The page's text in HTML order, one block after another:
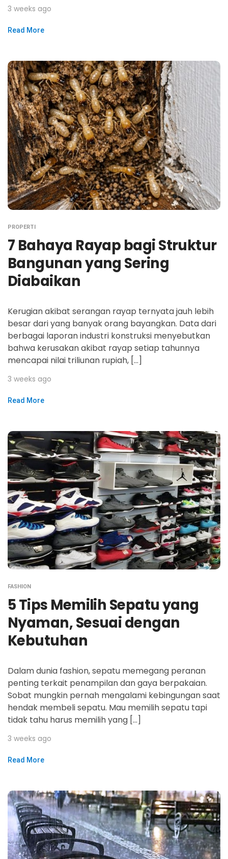
3 weeks ago
Read More
PROPERTI
7 Bahaya Rayap bagi Struktur
Bangunan yang Sering
Diabaikan
Kerugian akibat serangan rayap ternyata jauh lebih
besar dari yang banyak orang bayangkan. Data dari
berbagai laporan industri konstruksi menyebutkan
bahwa kerusakan akibat rayap setiap tahunnya
mencapai nilai triliunan rupiah, […]
3 weeks ago
Read More
FASHION
5 Tips Memilih Sepatu yang
Nyaman, Sesuai dengan
Kebutuhan
Dalam dunia fashion, sepatu memegang peranan
penting terkait penampilan dan gaya berpakaian.
Sobat mungkin pernah mengalami kebingungan saat
hendak membeli sepatu. Mau memilih sepatu tapi
tidak tahu harus memilih yang […]
3 weeks ago
Read More